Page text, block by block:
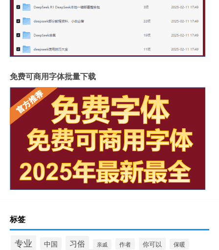
免费可商用字体批量下载
标签
专业 中国 习俗 亲戚 作者 你可以 保暖